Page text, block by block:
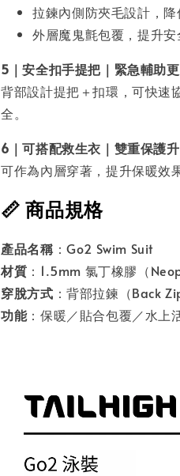
拉鍊內側防夾毛設計，
外層魔鬼氈包覆，提升安
5｜安全扣手提把｜緊急輔助
背部設計提把＋扣環，可快速
全。
6｜可搭配救生衣｜雙重保護
可作為內層穿著，提升保暖效
📏 商品規格
產品名稱 ：Go2 Swim Suit
材質 ：1.5mm 氯丁橡膠（
穿脫方式 ：背部拉鍊（Back
功能：保暖／貼合包覆／水上